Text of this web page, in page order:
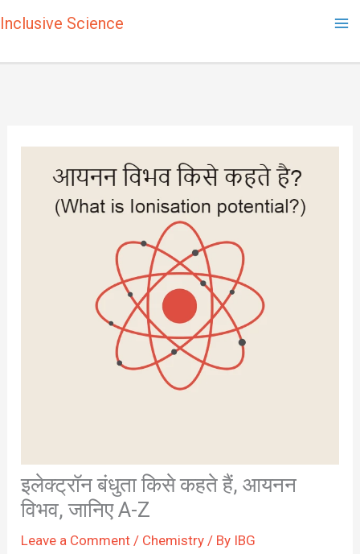
to
Inclusive Science
इलेक्ट्रॉन बंधुता किसे कहते हैं, आयनन
विभव, जानिए A-Z
Leave a Comment / Chemistry / By IBG